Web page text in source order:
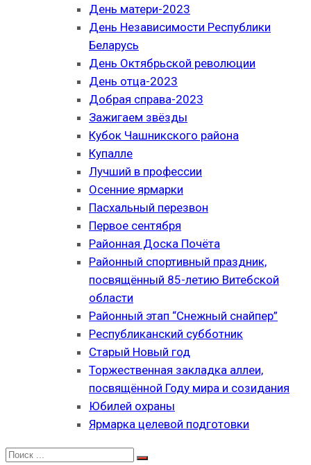
День матери-2023
День Независимости Республики
Беларусь
День Октябрьской революции
День отца-2023
Добрая справа-2023
Зажигаем звёзды
Кубок Чашникского района
Купалле
Лучший в профессии
Осенние ярмарки
Пасхальный перезвон
Первое сентября
Районная Доска Почёта
Районный спортивный праздник,
посвящённый 85-летию Витебской
области
Районный этап “Снежный снайпер”
Республиканский субботник
Старый Новый год
Торжественная закладка аллеи,
посвящённой Году мира и созидания
Юбилей охраны
Ярмарка целевой подготовки